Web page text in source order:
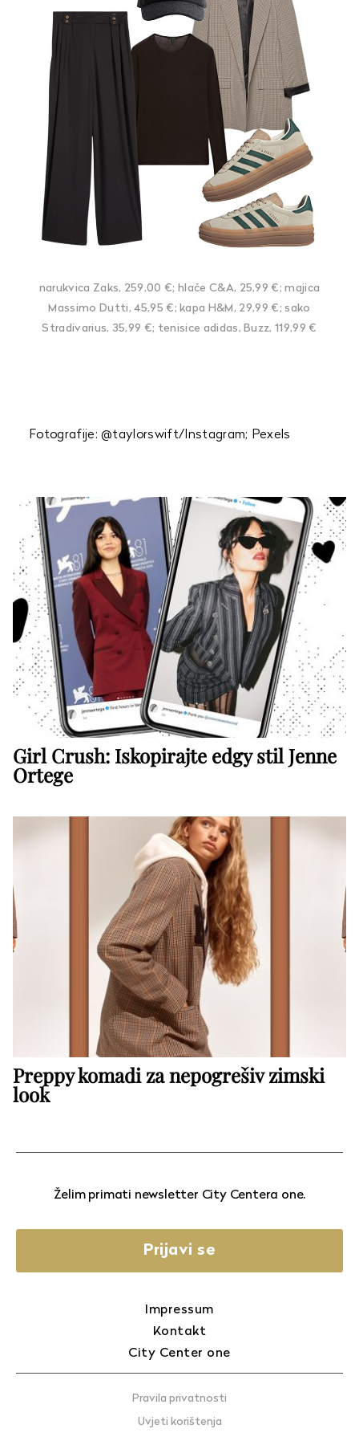
narukvica Zaks, 259,00 €; hlače C&A, 25,99 €; majica
Massimo Dutti, 45,95 €; kapa H&M, 29,99 €; sako
Stradivarius, 35,99 €; tenisice adidas, Buzz, 119,99 €
Fotografije: @taylorswift/Instagram; Pexels
Girl Crush: Iskopirajte edgy stil Jenne
Ortege
Preppy komadi za nepogrešiv zimski
look
Želim primati newsletter City Centera one.
Prijavi se
Impressum
Kontakt
City Center one
Pravila privatnosti
Uvjeti korištenja